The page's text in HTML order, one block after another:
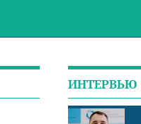
ИНТЕРВЬЮ